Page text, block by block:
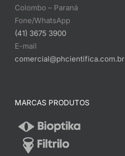
Colombo – Paraná
Fone/WhatsApp
(41) 3675 3900
E-mail
comercial@phcientifica.com.br
MARCAS PRODUTOS